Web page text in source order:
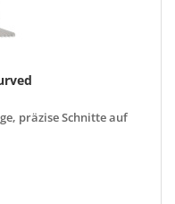
präzise Schnitte auf